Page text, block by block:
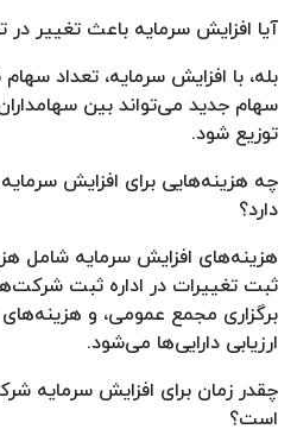
آیا افزایش سرمایه باعث تغییر
بله، با افزایش سرمایه، تعداد
سهام جدید می‌تواند بین
توزیع شود.
چه هزینه‌هایی برای افزایش
دارد؟
هزینه‌های افزایش سرمایه شامل
ثبت تغییرات در اداره ثبت
برگزاری مجمع عمومی، و
ارزیابی دارایی‌ها می‌شود.
چقدر زمان برای افزایش سرمایه
است؟